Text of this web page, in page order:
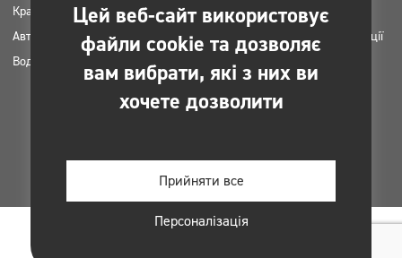
Краса
Автомийки
Вода пральні
Інструкція НАССР
Плани застосування продукції
Clinex
Фотографії для друку
Цей веб-сайт використовує
файли cookie та дозволяє
вам вибрати, які з них ви
хочете дозволити
Прийняти все
Персоналізація